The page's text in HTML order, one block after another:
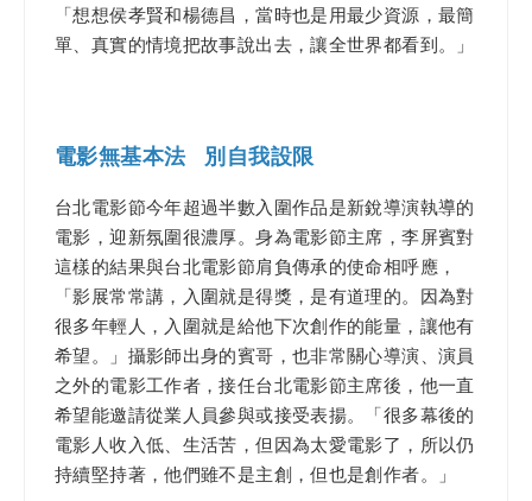
「想想侯孝賢和楊德昌，當時也是用最少資源，最簡
單、真實的情境把故事說出去，讓全世界都看到。」
電影無基本法 別自我設限
台北電影節今年超過半數入圍作品是新銳導演執導的
電影，迎新氛圍很濃厚。身為電影節主席，李屏賓對
這樣的結果與台北電影節肩負傳承的使命相呼應，
「影展常常講，入圍就是得獎，是有道理的。因為對
很多年輕人，入圍就是給他下次創作的能量，讓他有
希望。」攝影師出身的賓哥，也非常關心導演、演員
之外的電影工作者，接任台北電影節主席後，他一直
希望能邀請從業人員參與或接受表揚。「很多幕後的
電影人收入低、生活苦，但因為太愛電影了，所以仍
持續堅持著，他們雖不是主創，但也是創作者。」